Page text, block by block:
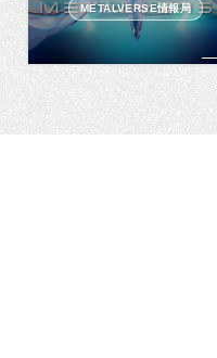
METALVERSE情報局